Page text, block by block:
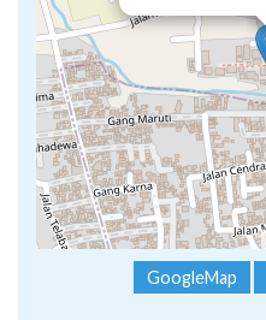
GoogleMap